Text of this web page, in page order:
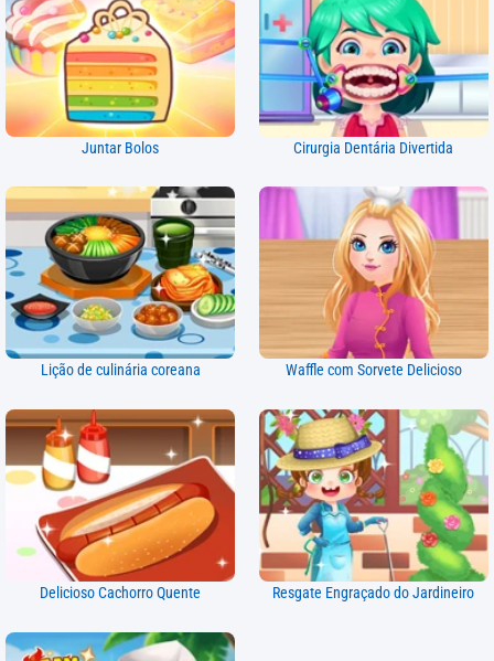
Juntar Bolos Cirurgia Dentária Divertida
Lição de culinária coreana Waffle com Sorvete Delicioso
Delicioso Cachorro Quente Resgate Engraçado do Jardineiro